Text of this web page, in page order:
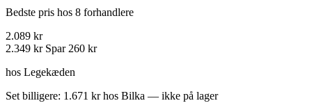
Bedste pris hos 8 forhandlere
2.089 kr
2.349 kr Spar 260 kr
hos Legekæden
Set billigere: 1.671 kr hos Bilka — ikke på lager